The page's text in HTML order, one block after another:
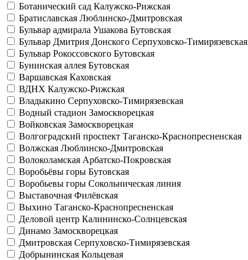
Ботанический сад Калужско-Рижская
Братиславская Люблинско-Дмитровская
Бульвар адмирала Ушакова Бутовская
Бульвар Дмитрия Донского Серпуховско-Тимирязевская
Бульвар Рокоссовского Бутовская
Бунинская аллея Бутовская
Варшавская Каховская
ВДНХ Калужско-Рижская
Владыкино Серпуховско-Тимирязевская
Водный стадион Замоскворецкая
Войковская Замоскворецкая
Волгоградский проспект Таганско-Краснопресненская
Волжская Люблинско-Дмитровская
Волоколамская Арбатско-Покровская
Воробьёвы горы Бутовская
Воробьевы горы Сокольническая линия
Выставочная Филёвская
Выхино Таганско-Краснопресненская
Деловой центр Калининско-Солнцевская
Динамо Замоскворецкая
Дмитровская Серпуховско-Тимирязевская
Добрынинская Кольцевая